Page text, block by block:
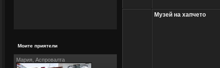
Моите приятели
Мария, Аспровалта
Музей на хапчето